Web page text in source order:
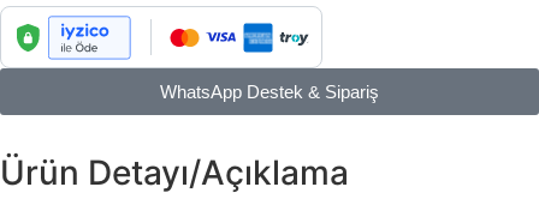
WhatsApp Destek & Sipariş
Ürün Detayı/Açıklama